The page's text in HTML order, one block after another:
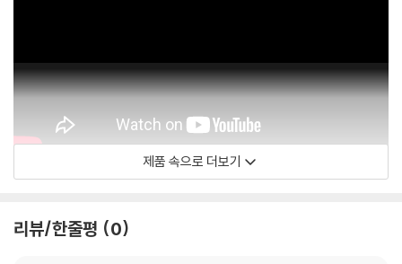
름 손상에 의한 교환/반품은 불가합니다.
4) 본품 보호를 위해 노란색의 카톤 박스로 재포장한 경우, 카톤박스 손상
5) 아웃케이스/구성품/포장 상태 불량에 의한 교환/반품 신청시 불량 확
인을 위해 개봉 시의 동영상을 요청할 수 있으며, 동영상이 없는 경우 교
환/반품이 제한될 수 있습니다.
1) 기기 문제로 인해 발생하는 재생 불량 현상에 대해서는 반품/교환이 불
제품 속으로 더보기
리뷰/한줄평 0